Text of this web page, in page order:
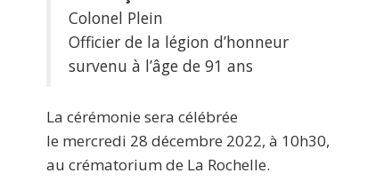
Colonel Plein
Officier de la légion d’honneur
survenu à l’âge de 91 ans
La cérémonie sera célébrée
le mercredi 28 décembre 2022, à 10h30,
au crématorium de La Rochelle.